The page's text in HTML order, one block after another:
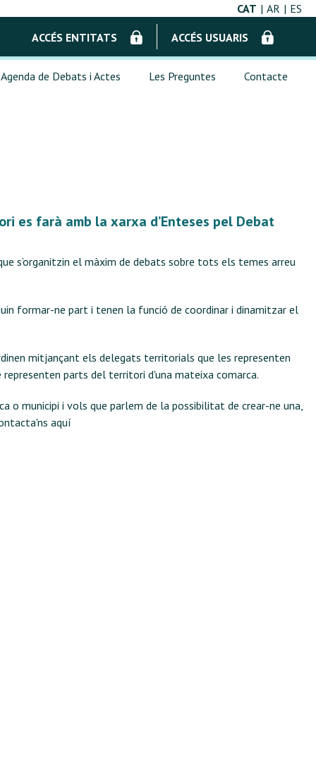
CAT AR ES
ACCÉS ENTITATS ACCÉS USUARIS
Agenda de Debats i Actes Les Preguntes Contacte
es farà amb la xarxa d’Enteses pel Debat
s’organitzin el màxim de debats sobre tots els temes arreu
formar-ne part i tenen la funció de coordinar i dinamitzar el
mitjançant els delegats territorials que les representen
representen parts del territori d'una mateixa comarca.
o municipi i vols que parlem de la possibilitat de crear-ne una,
aquí